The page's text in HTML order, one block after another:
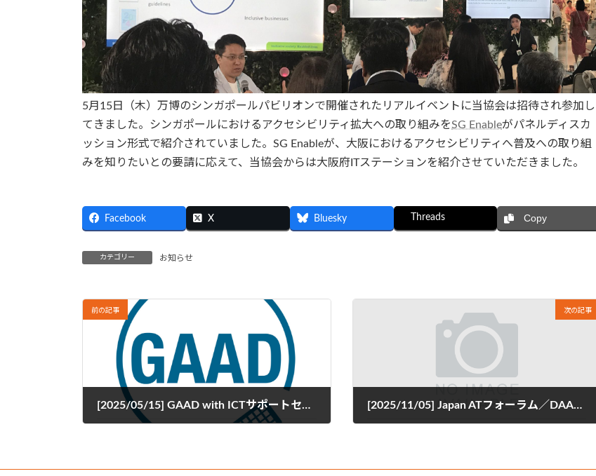
5月15日（木）万博のシンガポールパビリオンで開催されたリアルイベントに当協会は招待され参加し
てきました。シンガポールにおけるアクセシビリティ拡大への取り組みをSG Enableがパネルディスカ
ッション形式で紹介されていました。SG Enableが、大阪におけるアクセシビリティへ普及への取り組
みを知りたいとの要請に応えて、当協会からは大阪府ITステーションを紹介させていただきました。
Facebook X Bluesky Threads Copy
カテゴリー お知らせ
前の記事
[2025/05/15] GAAD with ICTサポートセンター 2025
次の記事
[2025/11/05] Japan ATフォーラム／DAAフォーラム2025